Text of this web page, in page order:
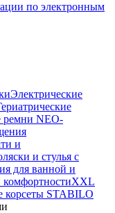
по электронным
Электрические
NEO-
и
и стулья с
для ванной и
XXL
STABILO